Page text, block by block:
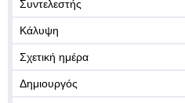
Συντελεστής
Κάλυψη
Σχετική ημέρα
Δημιουργός